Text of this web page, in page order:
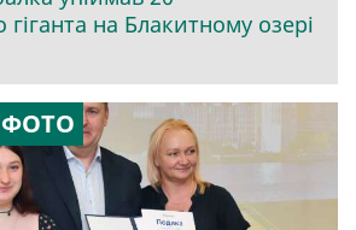
гіганта на Блакитному озері